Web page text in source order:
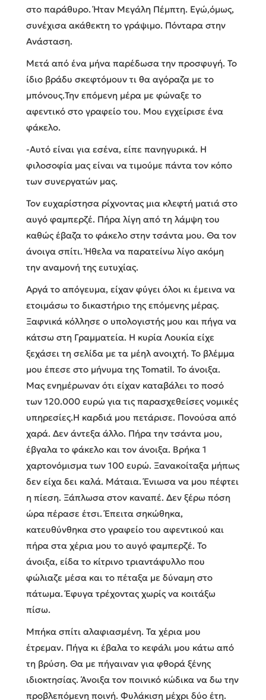
στο παράθυρο. Ήταν Μεγάλη Πέμπτη. Εγώ,όμως,
συνέχισα ακάθεκτη το γράψιμο. Πόνταρα στην
Ανάσταση.
Μετά από ένα μήνα παρέδωσα την προσφυγή. Το
ίδιο βράδυ σκεφτόμουν τι θα αγόραζα με το
μπόνους.Την επόμενη μέρα με φώναξε το
αφεντικό στο γραφείο του. Μου εγχείρισε ένα
φάκελο.
-Αυτό είναι για εσένα, είπε πανηγυρικά. Η
φιλοσοφία μας είναι να τιμούμε πάντα τον κόπο
των συνεργατών μας.
Τον ευχαρίστησα ρίχνοντας μια κλεφτή ματιά στο
αυγό φαμπερζέ. Πήρα λίγη από τη λάμψη του
καθώς έβαζα το φάκελο στην τσάντα μου. Θα τον
άνοιγα σπίτι. Ήθελα να παρατείνω λίγο ακόμη
την αναμονή της ευτυχίας.
Αργά το απόγευμα, είχαν φύγει όλοι κι έμεινα να
ετοιμάσω το δικαστήριο της επόμενης μέρας.
Ξαφνικά κόλλησε ο υπολογιστής μου και πήγα να
κάτσω στη Γραμματεία. Η κυρία Λουκία είχε
ξεχάσει τη σελίδα με τα μέηλ ανοιχτή. Το βλέμμα
μου έπεσε στο μήνυμα της Tomatil. Το άνοιξα.
Μας ενημέρωναν ότι είχαν καταβάλει το ποσό
των 120.000 ευρώ για τις παρασχεθείσες νομικές
υπηρεσίες.Η καρδιά μου πετάρισε. Πονούσα από
χαρά. Δεν άντεξα άλλο. Πήρα την τσάντα μου,
έβγαλα το φάκελο και τον άνοιξα. Βρήκα 1
χαρτονόμισμα των 100 ευρώ. Ξανακοίταξα μήπως
δεν είχα δει καλά. Μάταια. Ένιωσα να μου πέφτει
η πίεση. Ξάπλωσα στον καναπέ. Δεν ξέρω πόση
ώρα πέρασε έτσι. Έπειτα σηκώθηκα,
κατευθύνθηκα στο γραφείο του αφεντικού και
πήρα στα χέρια μου το αυγό φαμπερζέ. Το
άνοιξα, είδα το κίτρινο τριαντάφυλλο που
φώλιαζε μέσα και το πέταξα με δύναμη στο
πάτωμα. Έφυγα τρέχοντας χωρίς να κοιτάξω
πίσω.
Μπήκα σπίτι αλαφιασμένη. Τα χέρια μου
έτρεμαν. Πήγα κι έβαλα το κεφάλι μου κάτω από
τη βρύση. Θα με πήγαιναν για φθορά ξένης
ιδιοκτησίας. Άνοιξα τον ποινικό κώδικα να δω την
προβλεπόμενη ποινή. Φυλάκιση μέχρι δύο έτη.